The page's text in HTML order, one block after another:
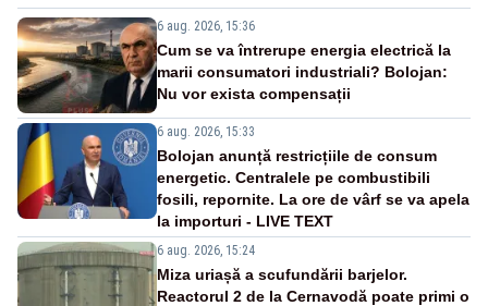
6 aug. 2026, 15:36
Cum se va întrerupe energia electrică la
marii consumatori industriali? Bolojan:
Nu vor exista compensații
6 aug. 2026, 15:33
Bolojan anunță restricțiile de consum
energetic. Centralele pe combustibili
fosili, repornite. La ore de vârf se va apela
la importuri - LIVE TEXT
6 aug. 2026, 15:24
Miza uriașă a scufundării barjelor.
Reactorul 2 de la Cernavodă poate primi o